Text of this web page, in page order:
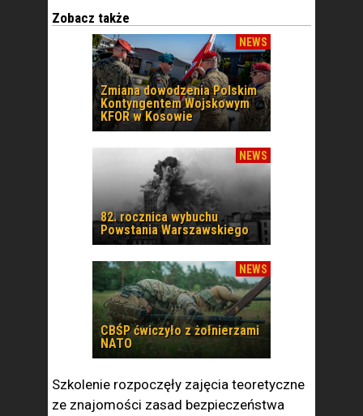
Zobacz także
NEWS
Zmiana dowodzenia Polskim
Kontyngentem Wojskowym
KFOR w Kosowie
NEWS
82. rocznica wybuchu
Powstania Warszawskiego
NEWS
CBŚP ćwiczyło z żołnierzami
NATO
Szkolenie rozpoczęły zajęcia teoretyczne
ze znajomości zasad bezpieczeństwa